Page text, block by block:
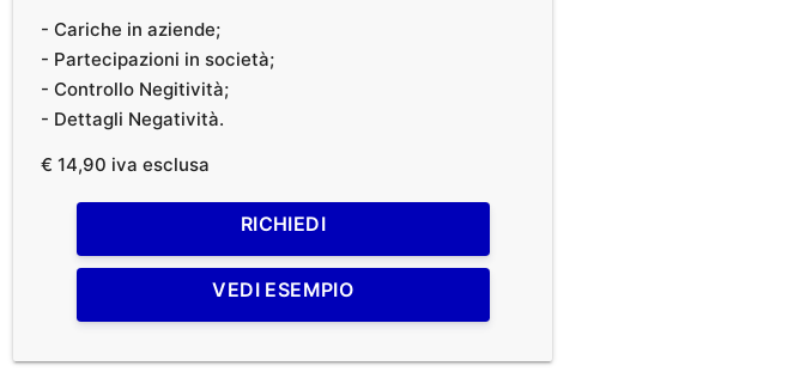
- Cariche in aziende;
- Partecipazioni in società;
- Controllo Negitività;
- Dettagli Negatività.
€ 14,90 iva esclusa
RICHIEDI
VEDI ESEMPIO